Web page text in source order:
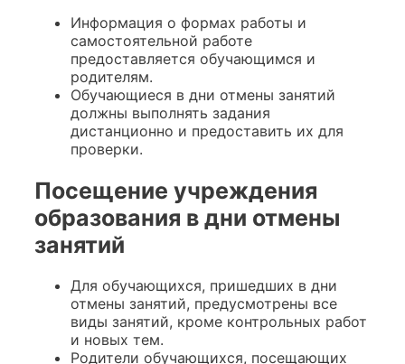
Информация о формах работы и
самостоятельной работе
предоставляется обучающимся и
родителям.
Обучающиеся в дни отмены занятий
должны выполнять задания
дистанционно и предоставить их для
проверки.
Посещение учреждения
образования в дни отмены
занятий
Для обучающихся, пришедших в дни
отмены занятий, предусмотрены все
виды занятий, кроме контрольных работ
и новых тем.
Родители обучающихся, посещающих